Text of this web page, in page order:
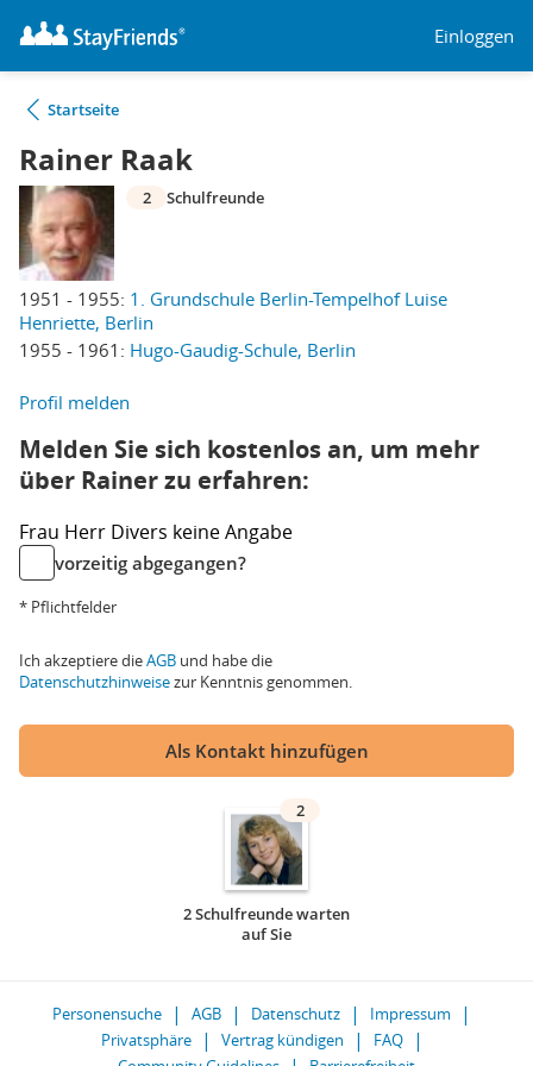
Einloggen
Startseite
Rainer Raak
1951 - 1955: 1. Grundschule Berlin-Tempelhof Luise
Henriette, Berlin
1955 - 1961: Hugo-Gaudig-Schule, Berlin
2 Schulfreunde
Profil melden
Melden Sie sich kostenlos an, um mehr
über Rainer zu erfahren:
Frau Herr Divers keine Angabe
vorzeitig abgegangen?
* Pflichtfelder
Ich akzeptiere dieAGB und habe die
Datenschutzhinweisezur Kenntnis genommen.
Als Kontakt hinzufügen
2
2 Schulfreunde warten
auf Sie
Personensuche AGB Datenschutz
Impressum
Privatsphäre
Vertrag kündigen
FAQ